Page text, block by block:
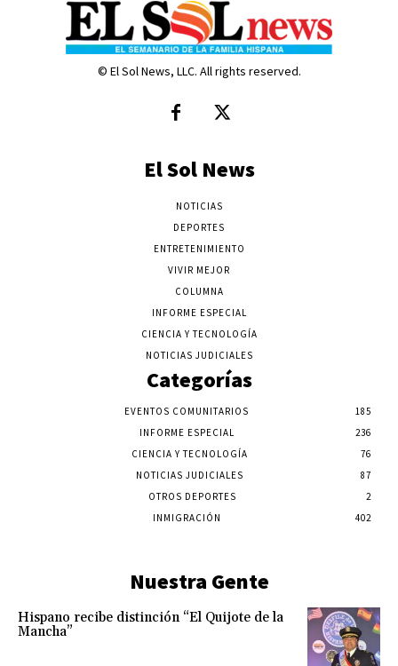
© El Sol News, LLC. All rights reserved.
El Sol News
NOTICIAS
DEPORTES
ENTRETENIMIENTO
VIVIR MEJOR
COLUMNA
INFORME ESPECIAL
CIENCIA Y TECNOLOGÍA
NOTICIAS JUDICIALES
Categorías
EVENTOS COMUNITARIOS
185
INFORME ESPECIAL
236
CIENCIA Y TECNOLOGÍA
76
NOTICIAS JUDICIALES
87
OTROS DEPORTES
2
INMIGRACIÓN
402
Nuestra Gente
Hispano recibe distinción “El Quijote de la
Mancha”